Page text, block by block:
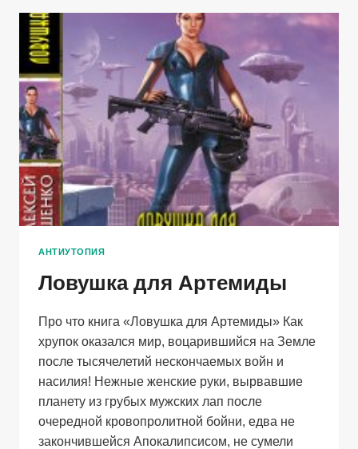
МИРА
АНТИУТОПИЯ
Ловушка для Артемиды
Про что книга «Ловушка для Артемиды» Как
хрупок оказался мир, воцарившийся на Земле
после тысячелетий нескончаемых войн и
насилия! Нежные женские руки, вырвавшие
планету из грубых мужских лап после
очередной кровопролитной бойни, едва не
закончившейся Апокалипсисом, не сумели